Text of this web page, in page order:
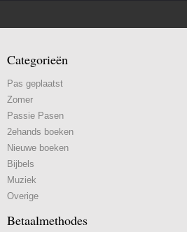
Categorieën
Pas geplaatst
Zomer
Passie Pasen
2ehands boeken
Nieuwe boeken
Bijbels
Muziek
Overige
Betaalmethodes